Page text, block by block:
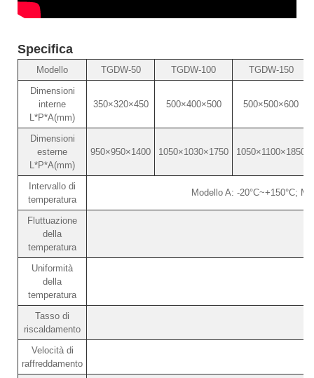
Specifica
Modello TGDW-50 TGDW-100
TGDW-150
Dimensioni
interne
L*P*A(mm)
350×320×450 500×400×500 500×500×600
Dimensioni
esterne
L*P*A(mm)
950×950×1400 1050×1030×1750 1050×1100×1850
Intervallo di
temperatura
Modello A: -20°C~+150°C;
Fluttuazione
della
temperatura
Uniformità
della
temperatura
Tasso di
riscaldamento
Velocità di
raffreddamento